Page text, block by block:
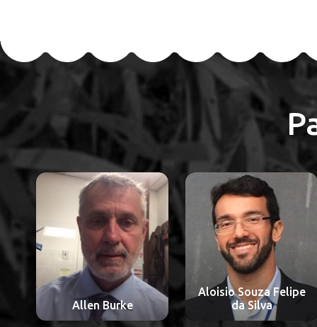
Aloisio Souza Felipe
da Silva
Amaro Nunes Duarte
Neto